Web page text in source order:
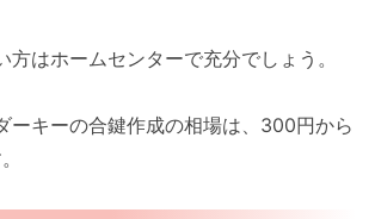
方はホームセンターで充分でしょう。
ーキーの合鍵作成の相場は、300円から